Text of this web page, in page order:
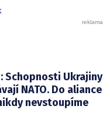
Schopnosti Ukrajiny
NATO. Do aliance
nevstoupíme